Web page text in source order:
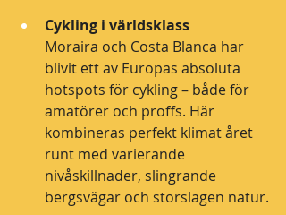
Cykling i världsklass
Moraira och Costa Blanca har
blivit ett av Europas absoluta
hotspots för cykling – både för
amatörer och proffs. Här
kombineras perfekt klimat året
runt med varierande
nivåskillnader, slingrande
bergsvägar och storslagen natur.